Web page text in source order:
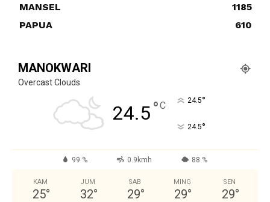
MANSEL
1185
PAPUA
610
MANOKWARI
Overcast Clouds
24.5°C 24.5°
24.5°
99 % 0.9kmh 88 %
KAM
25°
JUM
32°
SAB
29°
MING
29°
SEN
29°